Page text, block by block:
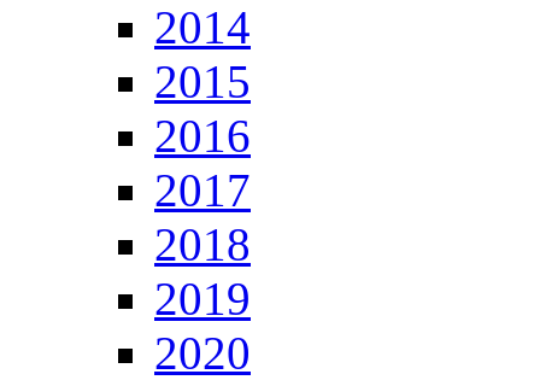
2014
2015
2016
2017
2018
2019
2020